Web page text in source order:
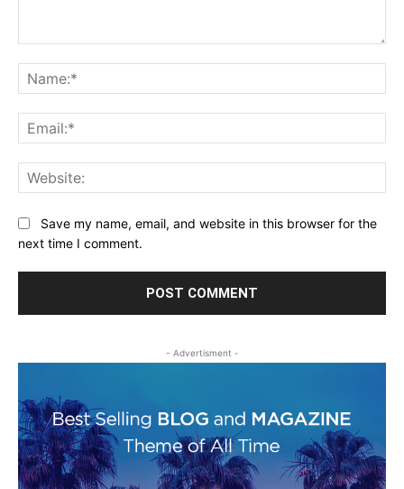
Save my name, email, and website in this browser for the
next time I comment.
- Advertisment -